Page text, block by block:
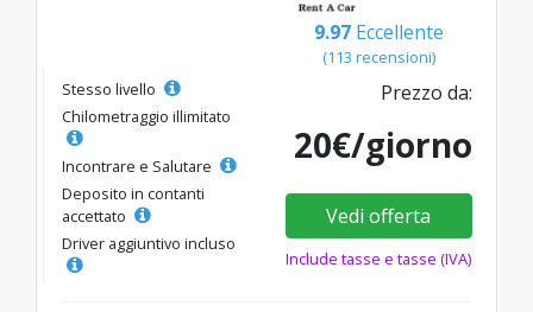
9.97 Eccellente
(113 recensioni)
Stesso livello
Chilometraggio illimitato
Incontrare e Salutare
Deposito in contanti
accettato
Driver aggiuntivo incluso
Prezzo da:
20€/giorno
Vedi offerta
Include tasse e tasse (IVA)